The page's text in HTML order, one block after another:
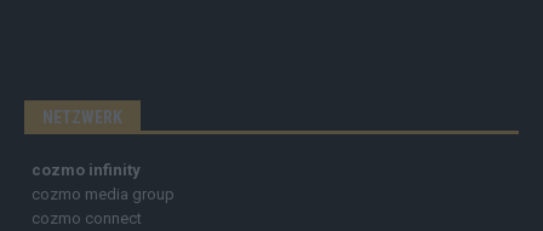
NETZWERK
cozmo infinity
cozmo media group
cozmo connect